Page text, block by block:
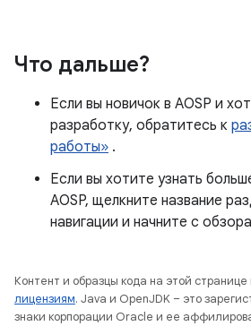
Что дальше?
Если вы новичок в AOSP и
разработку, обратитесь к
работы» .
Если вы хотите узнать
AOSP, щелкните название
навигации и начните с
Контент и образцы кода на этой
лицензиям. Java и OpenJDK – это
знаки корпорации Oracle и ее